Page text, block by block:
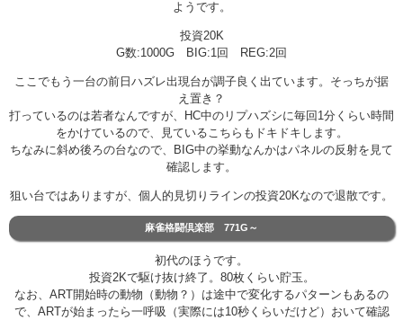
ようです。
投資20K
G数:1000G BIG:1回 REG:2回
ここでもう一台の前日ハズレ出現台が調子良く出ています。そっちが据
え置き？
打っているのは若者なんですが、HC中のリプハズシに毎回1分くらい時間
をかけているので、見ているこちらもドキドキします。
ちなみに斜め後ろの台なので、BIG中の挙動なんかはパネルの反射を見て
確認します。
狙い台ではありますが、個人的見切りラインの投資20Kなので退散です。
麻雀格闘倶楽部 771G～
初代のほうです。
投資2Kで駆け抜け終了。80枚くらい貯玉。
なお、ART開始時の動物（動物？）は途中で変化するパターンもあるの
で、ARTが始まったら一呼吸（実際には10秒くらいだけど）おいて確認